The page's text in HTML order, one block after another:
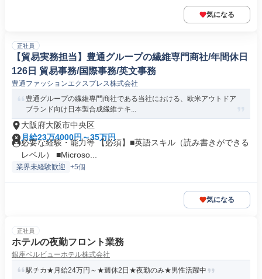
気になる
正社員
【貿易実務担当】豊通グループの繊維専門商社/年間休日
126日 貿易事務/国際事務/英文事務
豊通ファッションエクスプレス株式会社
豊通グループの繊維専門商社である当社における、欧米アウトドア
ブランド向け日本製合成繊維テキ...
大阪府大阪市中央区
月給23万4000円～35万円
必要な経験・能力等 【必須】■英語スキル（読み書きができる
レベル） ■Microso...
業界未経験歓迎 +5個
気になる
正社員
ホテルの夜勤フロント業務
銀座ベルビューホテル株式会社
駅チカ★月給24万円～★週休2日★夜勤のみ★男性活躍中